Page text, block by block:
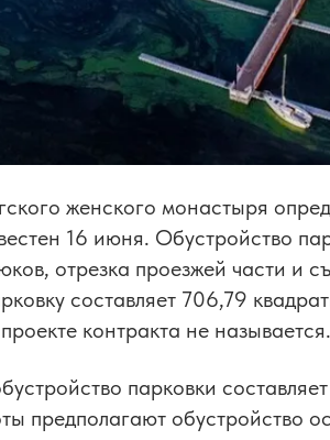
женского монастыря
16 июня. Обустройство
отрезка проезжей части и
составляет 706,79
контракта не называется.
парковки
предполагают обустройство